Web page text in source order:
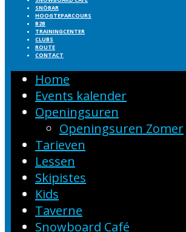
SNÖBAR
HOOGTEPARCOURS
B2B
TRAININGCENTER
CLUBS
ROUTE
CONTACT
Home
Events kalender
Openingsuren
Openingsuren Zomer
Tarieven
Lessen
Skipistes
Kids
Taverne
Snowboard Café